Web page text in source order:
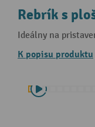
Rebrík s
Ideálny na
K popisu produktu